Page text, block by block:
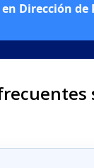
Dirección de